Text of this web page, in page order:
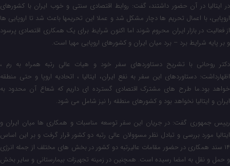
در ایتالیا در آن حضور داشتند، گفت: روابط اقتصادی سنتی و خوب ایران با کشورهای
اروپایی، با اعمال تحریم ها دچار مشکل شد و عملا این تحریمها باعث شد تا اروپایی ها
از فعالیت در بازار ایران محروم شوند اما اکنون شرایط برای یک همکاری اقتصادی پرسود
و بر پایه شرایط برد – برد میان ایران و کشورهای اروپایی مهیا است.
دکتر روحانی با تشریح دستاوردهای سفر خود و هیات عالی رتبه همراه به رم ،
اظهارداشت: دستاوردهای این سفر به نفع ایران، ایتالیا ، اتحادیه اروپا و حتی منطقه
خواهد بود.ما طرح های مشترک اقتصادی گسترده ای داریم که شعاع آن محدود به
ایران و ایتالیا نخواهد بود و کشورهای منطقه را نیز شامل می شود.
رییس جمهوری گفت: در جریان این سفر توسعه مناسبات و همکاری ها میان ایران و
ایتالیا مورد بررسی و تبادل نظر مسوولان عالی رتبه دو کشور قرار گرفت و بر این اساس
۱۴ سند همکاری در حضور مقامات عالیرتبه دو کشور در بخش های مختلف از جمله انرژی
و حمل و نقل به امضا رسیده است. همچنین در زمینه تجهیزات بیمارستانی و سایر بخش